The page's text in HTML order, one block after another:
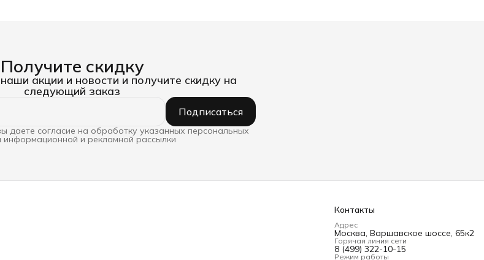
Получите скидку
акции и новости и получите скидку на
следующий заказ
Подписаться
даете согласие на обработку указанных персональных
информационной и рекламной рассылки
Контакты
Адрес
Москва, Варшавское шоссе, 65к2
Горячая линия сети
8 (499) 322-10-15
Режим работы